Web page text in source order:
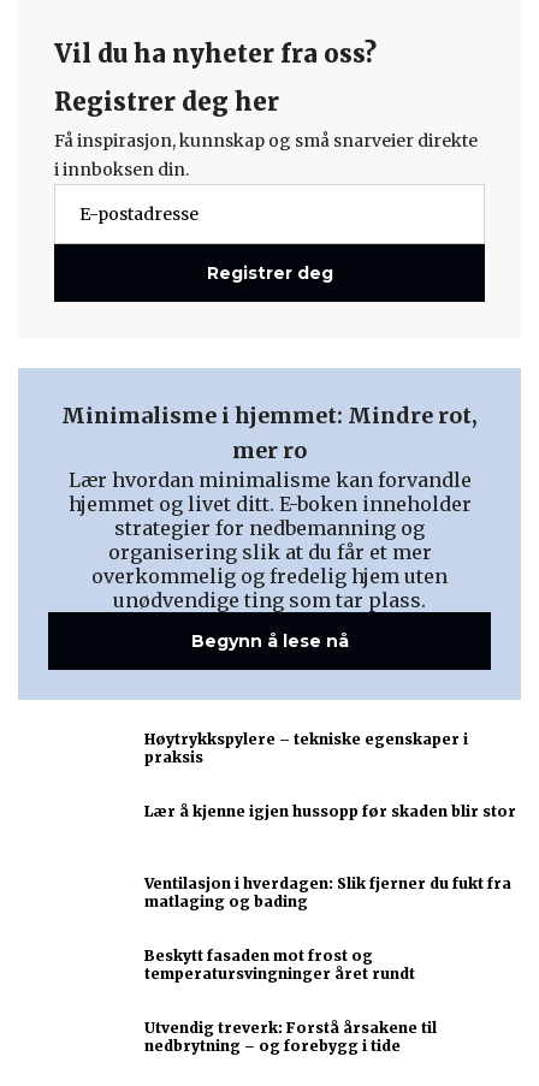
Vil du ha nyheter fra oss?
Registrer deg her
Få inspirasjon, kunnskap og små snarveier direkte
i innboksen din.
Registrer deg
Minimalisme i hjemmet: Mindre rot,
mer ro
Lær hvordan minimalisme kan forvandle
hjemmet og livet ditt. E-boken inneholder
strategier for nedbemanning og
organisering slik at du får et mer
overkommelig og fredelig hjem uten
unødvendige ting som tar plass.
Begynn å lese nå
Høytrykkspylere – tekniske egenskaper i
praksis
Lær å kjenne igjen hussopp før skaden blir stor
Ventilasjon i hverdagen: Slik fjerner du fukt fra
matlaging og bading
Beskytt fasaden mot frost og
temperatursvingninger året rundt
Utvendig treverk: Forstå årsakene til
nedbrytning – og forebygg i tide